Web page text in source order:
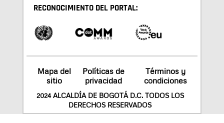
RECONOCIMIENTO DEL PORTAL:
Mapa del
sitio
Políticas de
privacidad
Términos y
condiciones
2024 ALCALDÍA DE BOGOTÁ D.C. TODOS LOS
DERECHOS RESERVADOS